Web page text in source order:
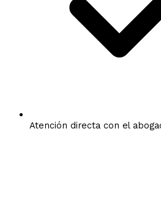
Atención directa con el